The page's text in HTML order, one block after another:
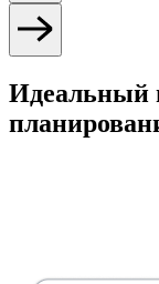
Идеальный